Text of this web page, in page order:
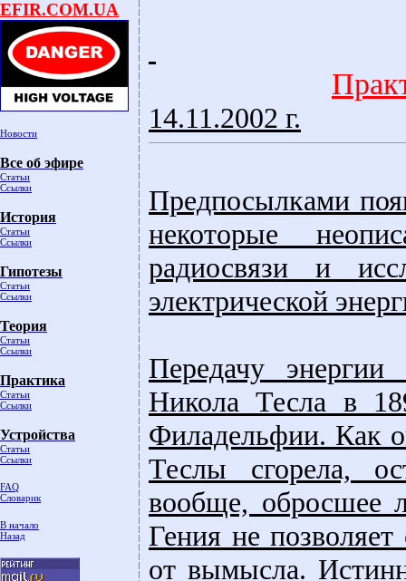
EFIR.COM.UA
Новости
Все об эфире
Статьи
Ссылки
История
Статьи
Ссылки
Гипотезы
Статьи
Ссылки
Теория
Статьи
Ссылки
Практика
Статьи
Ссылки
Устройства
Статьи
Ссылки
FAQ
Словарик
В начало
Назад
14.11.2002 г.
Предпосылками
некоторые
радиосвязи и
электрической
Передачу энергии
Никола Тесла в
Филадельфии. Как
Теслы сгорела,
вообще, обросшее
Гения не
от вымысла.